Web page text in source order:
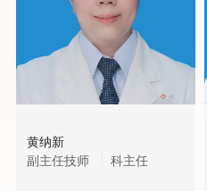
黄纳新
副主任技师
科主任